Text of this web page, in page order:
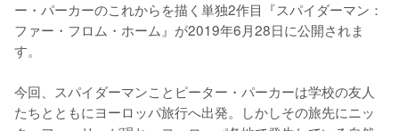
ー・パーカーのこれからを描く単独2作目『スパイダーマン：
ファー・フロム・ホーム』が2019年6月28日に公開されま
す。
今回、スパイダーマンことピーター・パーカーは学校の友人
たちとともにヨーロッパ旅行へ出発。しかしその旅先にニッ